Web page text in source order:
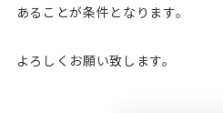
あることが条件となります。
よろしくお願い致します。